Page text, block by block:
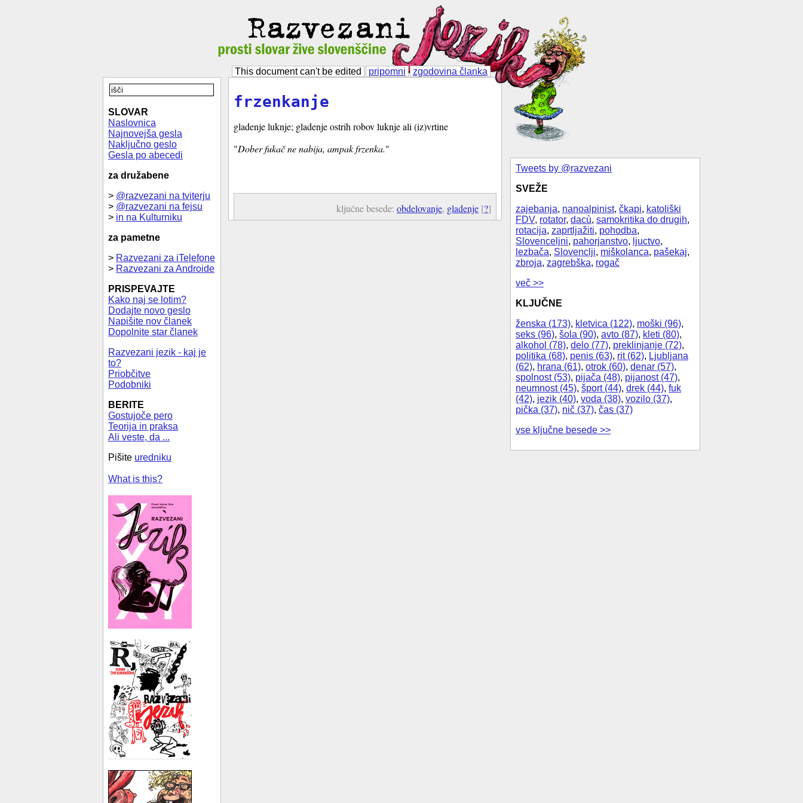
This document can't be edited pripomni zgodovina članka
Tweets by @razvezani
SVEŽE
zajebanja, nanoalpinist, čkapi, katoliški
FDV, rotator, dacù, samokritika do drugih,
rotacija, zaprtljažiti, pohodba,
Slovenceljni, pahorjanstvo, ljuctvo,
lezbača, Slovenclji, miškolanca, pašekaj,
zbroja, zagrebška, rogač
več >>
KLJUČNE
ženska (173), kletvica (122), moški (96),
seks (96), šola (90), avto (87), kleti (80),
alkohol (78), delo (77), preklinjanje (72),
politika (68), penis (63), rit (62), Ljubljana
(62), hrana (61), otrok (60), denar (57),
spolnost (53), pijača (48), pijanost (47),
neumnost (45), šport (44), drek (44), fuk
(42), jezik (40), voda (38), vozilo (37),
pička (37), nič (37), čas (37)
vse ključne besede >>
SLOVAR
Naslovnica
Najnovejša gesla
Naključno geslo
Gesla po abecedi
za družabene
> @razvezani na tviterju
> @razvezani na fejsu
> in na Kulturniku
za pametne
> Razvezani za iTelefone
> Razvezani za Androide
PRISPEVAJTE
Kako naj se lotim?
Dodajte novo geslo
Napišite nov članek
Dopolnite star članek
Razvezani jezik - kaj je
to?
Priobčitve
Podobniki
BERITE
Gostujoče pero
Teorija in praksa
Ali veste, da ...
Pišite uredniku
What is this?
frzenkanje
gladenje luknje; gladenje ostrih robov luknje ali (iz)vrtine
"Dober fukač ne nabija, ampak frzenka."
ključne besede: obdelovanje, gladenje [?]